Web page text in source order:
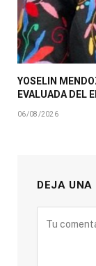
YOSELIN
EVALUADA DEL
06/08/2026
DEJA UNA